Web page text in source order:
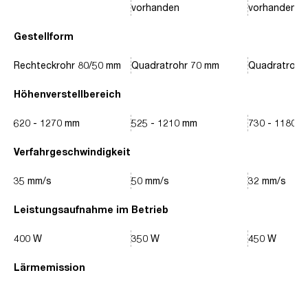
Gestellform
Höhenverstellbereich
Verfahrgeschwindigkeit
Leistungsaufnahme im Betrieb
Lärmemission
Rechteckrohr 80/50 mm
620 - 1270 mm
35 mm/s
400 W
vorhanden
Quadratrohr 70 mm
525 - 1210 mm
50 mm/s
350 W
vorhanden
Quadratrohr
730 - 1180
32 mm/s
450 W